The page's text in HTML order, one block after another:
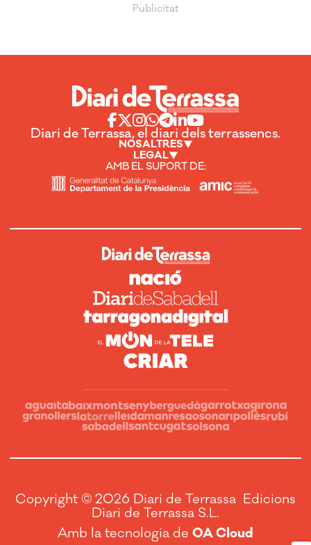
Diari de Terrassa, el diari dels terrassencs.
NOSALTRES
LEGAL
AMB EL SUPORT DE:
Copyright © 2026 Diari de Terrassa Edicions
Diari de Terrassa S.L.
Amb la tecnologia de OA Cloud